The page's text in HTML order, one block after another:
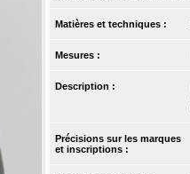
Matières et techniques :
Mesures :
Description :
Précisions sur les marques
et inscriptions :